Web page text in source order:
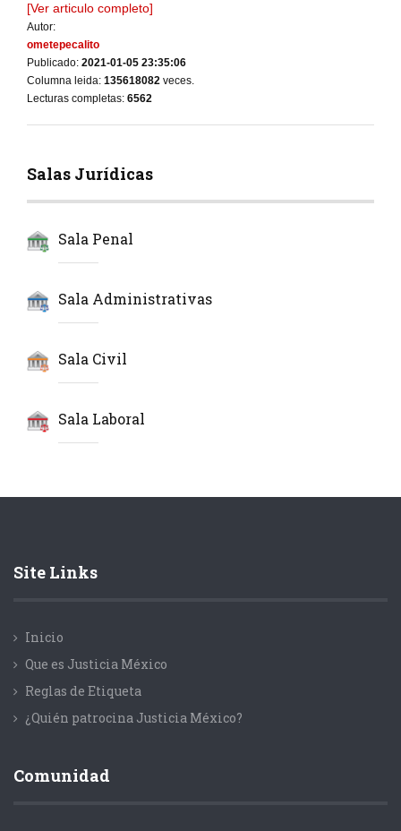
[Ver articulo completo]
Autor:
ometepecalito
Publicado: 2021-01-05 23:35:06
Columna leida: 135618082 veces.
Lecturas completas: 6562
Salas Jurídicas
Sala Penal
Sala Administrativas
Sala Civil
Sala Laboral
Site Links
Inicio
Que es Justicia México
Reglas de Etiqueta
¿Quién patrocina Justicia México?
Comunidad